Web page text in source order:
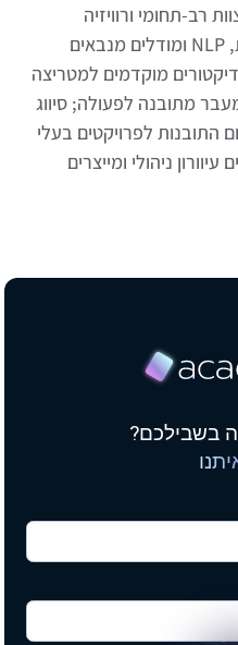
רב-תחומי ורוויזיה
רבעונית; שילוב בינה מלאכותית, NLP ומודלים מנבאים
מוקדמים למטריצה
מתובנה לפעולה; סיווג
התובנות לפרויקטים בעלי
ניהולי ומייצרים
בשבילכם?